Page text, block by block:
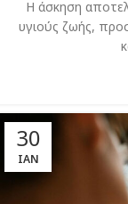
Η άσκηση
υγιούς ζωής,
30
ΙΑΝ